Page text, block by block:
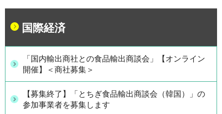
国際経済
「国内輸出商社との食品輸出商談会」【オンライン
開催】＜商社募集＞
【募集終了】「とちぎ食品輸出商談会（韓国）」の
参加事業者を募集します